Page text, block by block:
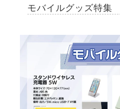
モバイルグッズ特集